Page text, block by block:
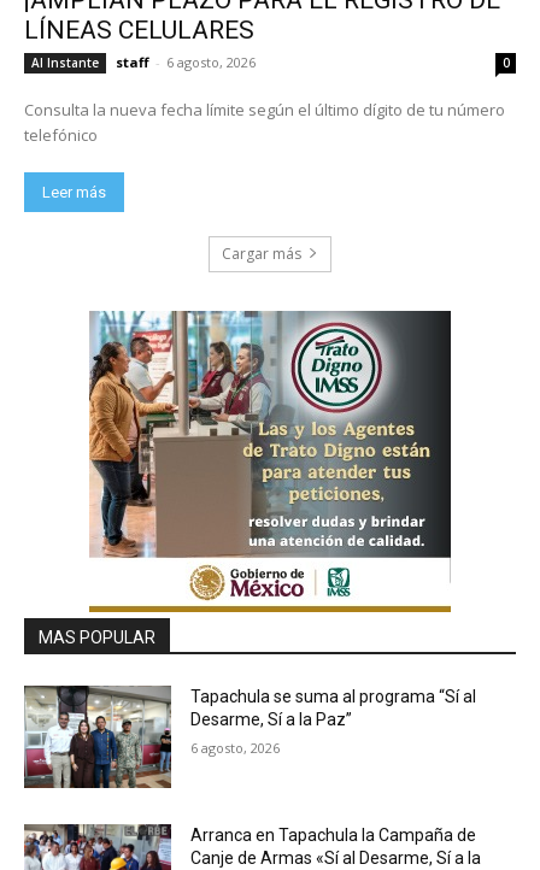
LÍNEAS CELULARES
Al Instante staff - 6 agosto, 2026 0
Consulta la nueva fecha límite según el último dígito de tu número
telefónico
Leer más
Cargar más
MAS POPULAR
Tapachula se suma al programa “Sí al
Desarme, Sí a la Paz”
6 agosto, 2026
Arranca en Tapachula la Campaña de
Canje de Armas «Sí al Desarme, Sí a la